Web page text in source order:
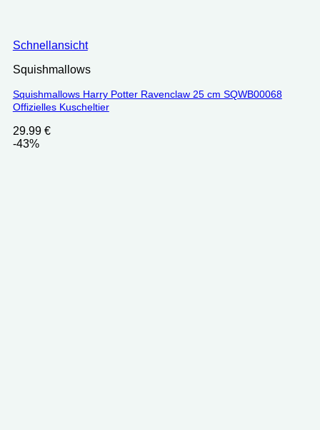
Schnellansicht
Squishmallows
Squishmallows Harry Potter Ravenclaw 25 cm SQWB00068
Offizielles Kuscheltier
29.99 €
-43%